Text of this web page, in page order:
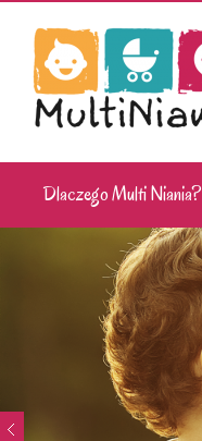
Dlaczego Multi Niania?